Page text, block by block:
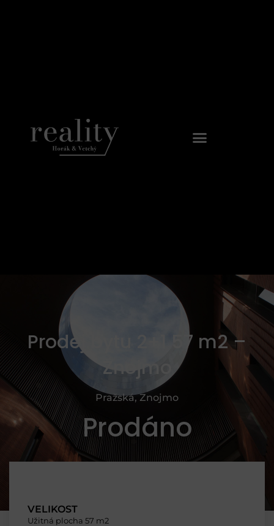
Prodej bytu 2+1 57 m2 –
Znojmo
Pražská, Znojmo
Prodáno
VELIKOST
Užitná plocha 57 m2